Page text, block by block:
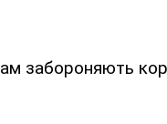
забороняють